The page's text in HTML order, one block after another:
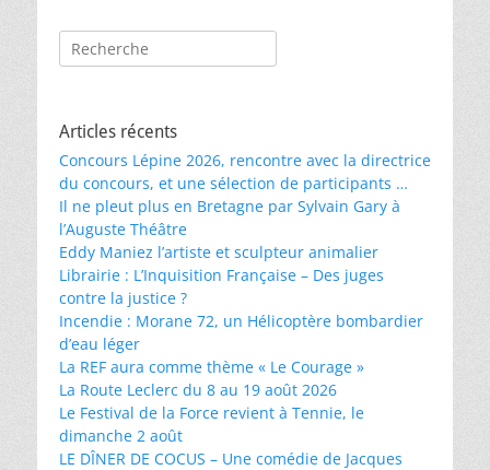
Rechercher :
Articles récents
Concours Lépine 2026, rencontre avec la directrice
du concours, et une sélection de participants …
Il ne pleut plus en Bretagne par Sylvain Gary à
l’Auguste Théâtre
Eddy Maniez l’artiste et sculpteur animalier
Librairie : L’Inquisition Française – Des juges
contre la justice ?
Incendie : Morane 72, un Hélicoptère bombardier
d’eau léger
La REF aura comme thème « Le Courage »
La Route Leclerc du 8 au 19 août 2026
Le Festival de la Force revient à Tennie, le
dimanche 2 août
LE DÎNER DE COCUS – Une comédie de Jacques